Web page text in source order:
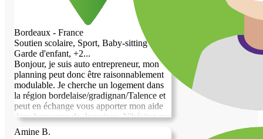
Bordeaux - France
Soutien scolaire, Sport, Baby-sitting /
Garde d'enfant, +2...
Bonjour, je suis auto entrepreneur, mon
planning peut donc être raisonnablement
modulable. Je cherche un logement dans
la région bordelaise/gradignan/Talence et
peut en échange vous apporter mon aide
dans beaucoup de domaines. N'hésitez pas
si vous avez des questions :-)
Amine B.